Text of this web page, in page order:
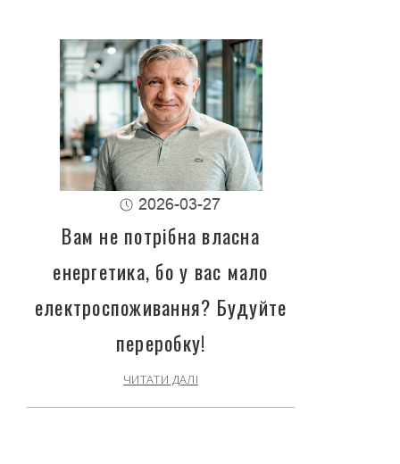
2026-03-27
Вам не потрібна власна
енергетика, бо у вас мало
електроспоживання? Будуйте
переробку!
ЧИТАТИ ДАЛІ